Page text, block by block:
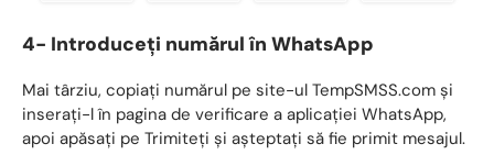
4- Introduceți numărul în WhatsApp
Mai târziu, copiați numărul pe site-ul TempSMSS.com și
inserați-l în pagina de verificare a aplicației WhatsApp,
apoi apăsați pe Trimiteți și așteptați să fie primit mesajul.